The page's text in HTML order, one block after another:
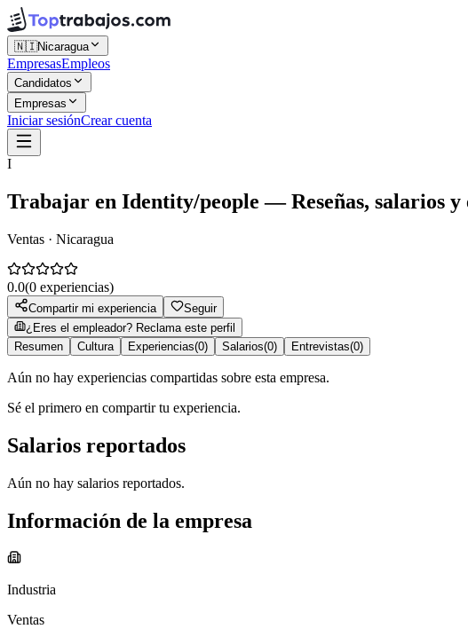
🇳🇮Nicaragua
EmpresasEmpleos
Candidatos
Empresas
Iniciar sesiónCrear cuenta
I
Trabajar en Identity/people — Reseñas, salarios y
Ventas · Nicaragua
0.0(0 experiencias)
Compartir mi experiencia
Seguir
¿Eres el empleador? Reclama este perfil
Resumen
Cultura Experiencias(0) Salarios(0) Entrevistas(0)
Aún no hay experiencias compartidas sobre esta empresa.
Sé el primero en compartir tu experiencia.
Salarios reportados
Aún no hay salarios reportados.
Información de la empresa
Industria
Ventas